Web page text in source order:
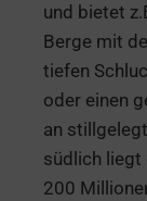
und bietet
Berge mit
tiefen
oder einen
an
südlich liegt
200